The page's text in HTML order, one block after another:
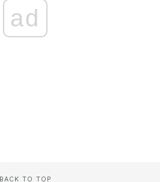
ad
BACK TO TOP